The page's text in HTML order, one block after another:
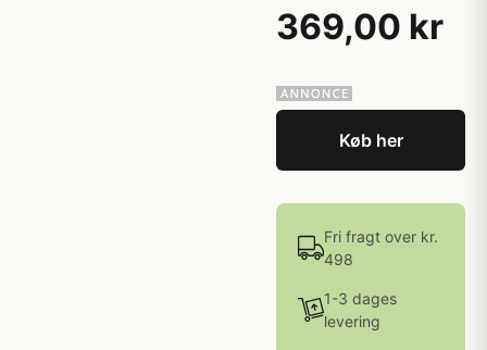
369,00 kr
Køb her
Fri fragt over kr.
498
1-3 dages
levering